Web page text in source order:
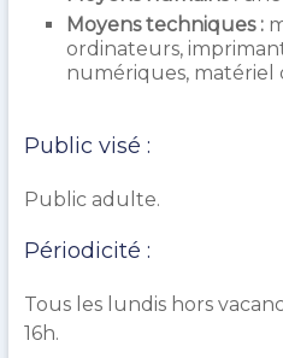
Moyens techniques :
ordinateurs,
numériques, matériel
Public visé :
Public adulte.
Périodicité :
Tous les lundis hors
16h.